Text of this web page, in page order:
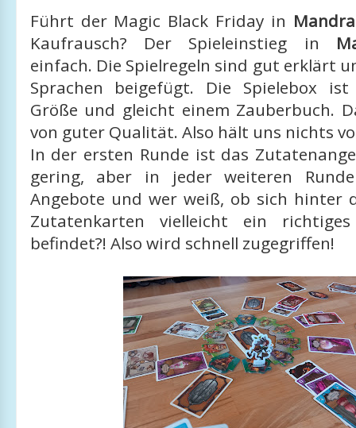
Führt der Magic Black Friday in
Kaufrausch? Der Spieleinstieg in
einfach. Die Spielregeln sind gut erklärt
Sprachen beigefügt. Die Spielebox
Größe und gleicht einem Zauberbuch.
von guter Qualität. Also hält uns nichts
In der ersten Runde ist das
gering, aber in jeder weiteren
Angebote und wer weiß, ob sich hinter
Zutatenkarten vielleicht ein richtiges
befindet?! Also wird schnell zugegriffen!